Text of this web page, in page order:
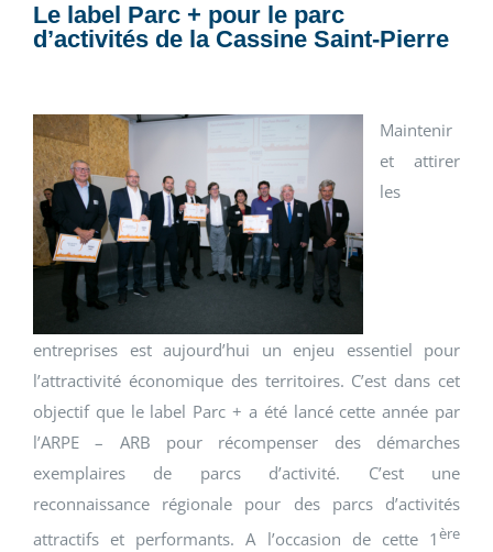
Le label Parc + pour le parc
d’activités de la Cassine Saint-Pierre
Maintenir
et attirer
les
entreprises est aujourd’hui un enjeu essentiel pour
l’attractivité économique des territoires. C’est dans cet
objectif que le label Parc + a été lancé cette année par
l’ARPE – ARB pour récompenser des démarches
exemplaires de parcs d’activité. C’est une
reconnaissance régionale pour des parcs d’activités
attractifs et performants. A l’occasion de cette 1ère